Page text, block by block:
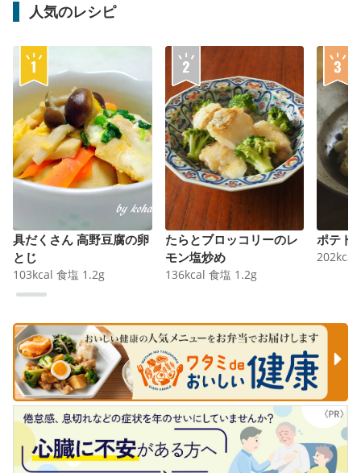
人気のレシピ
具だくさん 高野豆腐の卵
とじ
103kcal 食塩 1.2g
たらとブロッコリーのレ
モン塩炒め
136kcal 食塩 1.2g
ポテト
202kcal